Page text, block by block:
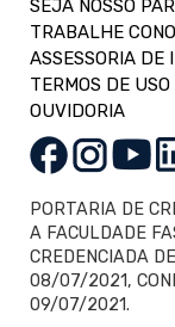
SEJA NOSSO
TRABALHE
ASSESSORIA DE
TERMOS DE USO
OUVIDORIA
PORTARIA DE
A FACULDADE
CREDENCIADA
08/07/2021,
09/07/2021.